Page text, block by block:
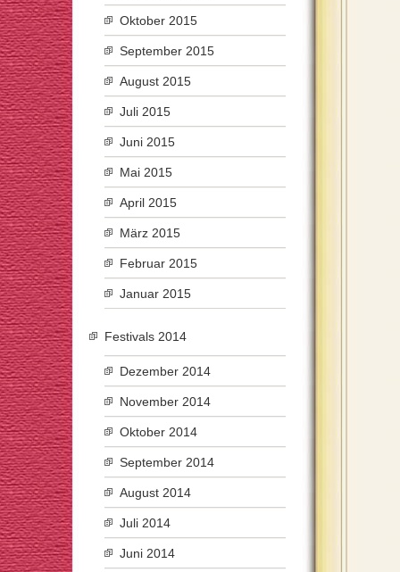
Oktober 2015
September 2015
August 2015
Juli 2015
Juni 2015
Mai 2015
April 2015
März 2015
Februar 2015
Januar 2015
Festivals 2014
Dezember 2014
November 2014
Oktober 2014
September 2014
August 2014
Juli 2014
Juni 2014